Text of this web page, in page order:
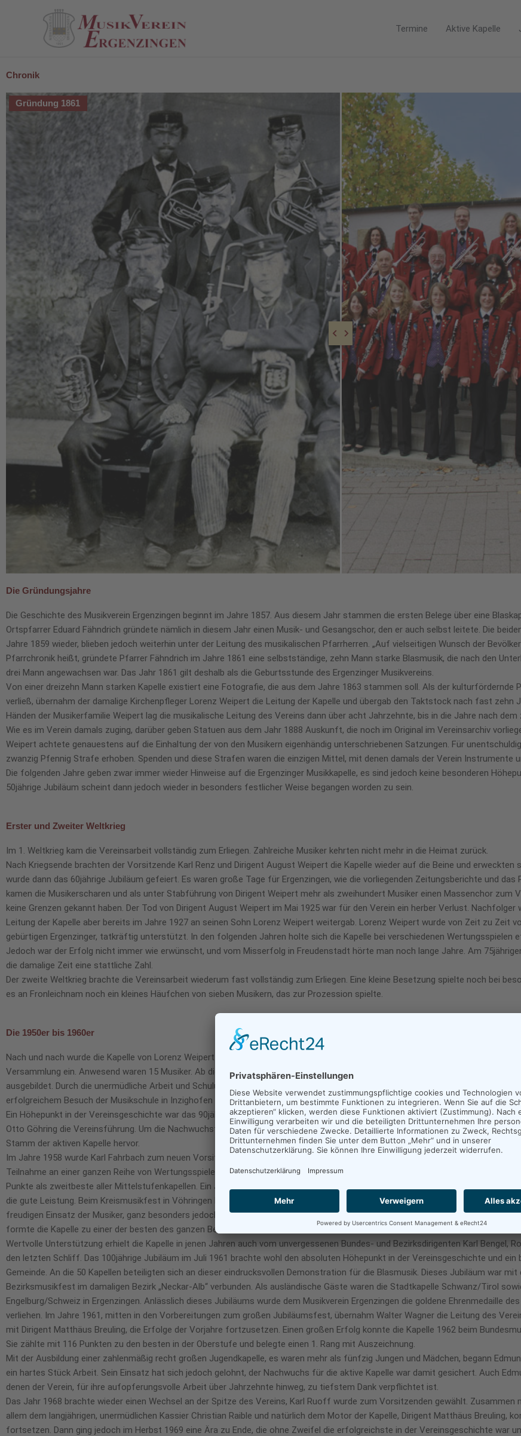
Termine Aktive Kapelle
Chronik
Gründung 1861
Die Gründungsjahre
Die Geschichte des Musikverein Ergenzingen beginnt im Jahre 1857. Aus diesem Jahr stammen die ersten Belege über eine
Ortspfarrer Eduard Fähndrich gründete nämlich in diesem Jahr einen Musik- und Gesangschor, den er auch selbst leitete. Die
Jahre 1859 wieder, blieben jedoch weiterhin unter der Leitung des musikalischen Pfarrherren. „Auf vielseitigen Wunsch der
Pfarrchronik heißt, gründete Pfarrer Fähndrich im Jahre 1861 eine selbstständige, zehn Mann starke Blasmusik, die nach den
drei Mann angewachsen war. Das Jahr 1861 gilt deshalb als die Geburtsstunde des Ergenzinger Musikvereins.
Von einer dreizehn Mann starken Kapelle existiert eine Fotografie, die aus dem Jahre 1863 stammen soll. Als der kulturfördernde
verließ, übernahm der damalige Kirchenpfleger Lorenz Weipert die Leitung der Kapelle und übergab den Taktstock nach fast zehn
Händen der Musikerfamilie Weipert lag die musikalische Leitung des Vereins dann über acht Jahrzehnte, bis in die Jahre nach dem
Wie es im Verein damals zuging, darüber geben Statuen aus dem Jahr 1888 Auskunft, die noch im Original im Vereinsarchiv
Weipert achtete genauestens auf die Einhaltung der von den Musikern eigenhändig unterschriebenen Satzungen. Für
zwanzig Pfennig Strafe erhoben. Spenden und diese Strafen waren die einzigen Mittel, mit denen damals der Verein Instrumente
Die folgenden Jahre geben zwar immer wieder Hinweise auf die Ergenzinger Musikkapelle, es sind jedoch keine besonderen
50jährige Jubiläum scheint dann jedoch wieder in besonders festlicher Weise begangen worden zu sein.
Erster und Zweiter Weltkrieg
Im 1. Weltkrieg kam die Vereinsarbeit vollständig zum Erliegen. Zahlreiche Musiker kehrten nicht mehr in die Heimat zurück.
Nach Kriegsende brachten der Vorsitzende Karl Renz und Dirigent August Weipert die Kapelle wieder auf die Beine und erweckten
wurde dann das 60jährige Jubiläum gefeiert. Es waren große Tage für Ergenzingen, wie die vorliegenden Zeitungsberichte und
kamen die Musikerscharen und als unter Stabführung von Dirigent Weipert mehr als zweihundert Musiker einen Massenchor zum
keine Grenzen gekannt haben. Der Tod von Dirigent August Weipert im Mai 1925 war für den Verein ein herber Verlust. Nachfolger
Leitung der Kapelle aber bereits im Jahre 1927 an seinen Sohn Lorenz Weipert weitergab. Lorenz Weipert wurde von Zeit zu Zeit
gebürtigen Ergenzinger, tatkräftig unterstützt. In den folgenden Jahren holte sich die Kapelle bei verschiedenen Wertungsspielen
Jedoch war der Erfolg nicht immer wie erwünscht, und vom Misserfolg in Freudenstadt hörte man noch lange Jahre. Am
die damalige Zeit eine stattliche Zahl.
Der zweite Weltkrieg brachte die Vereinsarbeit wiederum fast vollständig zum Erliegen. Eine kleine Besetzung spielte noch bei
es an Fronleichnam noch ein kleines Häufchen von sieben Musikern, das zur Prozession spielte.
Die 1950er bis 1960er
Nach und nach wurde die Kapelle von Lorenz Weipert wieder aufgebaut. Vorsitzender Xaver Stopper berief am 1. März 1948 auf
Versammlung ein. Anwesend waren 15 Musiker. Ab diesem Zeitpunkt wurden die Proben wieder regelmäßig abgehalten und
ausgebildet. Durch die unermüdliche Arbeit und Schulung von Lorenz Weipert und Anton Stopper war es möglich, im Jahre darauf
erfolgreichem Besuch der Musikschule in Inzighofen übernahm nun der seitherige Klarinettist Matthäus Breuling die Leitung der
Ein Höhepunkt in der Vereinsgeschichte war das 90jährige Jubiläum, verbunden mit dem Kreismusikfest im Jahre 1951. Für den
Otto Göhring die Vereinsführung. Um die Nachwuchsfrage zu lösen, wurde 1954 eine Jugendkapelle gegründet. Aus dieser
Stamm der aktiven Kapelle hervor.
Im Jahre 1958 wurde Karl Fahrbach zum neuen Vorsitzenden des Vereins gewählt. Dass es vor allem im musikalischen Bereich
Teilnahme an einer ganzen Reihe von Wertungsspielen: 1958 Weitingen, Mittelstufe 1. Rang, 116,5 Punkte, Bundesmusikfest
Punkte als zweitbeste aller Mittelstufenkapellen. Ein Jahr später trat man dann in der Oberstufe an. In Hirrlingen war auf Anhieb
die gute Leistung. Beim Kreismusikfest in Vöhringen belegte man ebenfalls 1959 mit 115 Punkten einen ersten Rang. Die stolze
freudigen Einsatz der Musiker, ganz besonders jedoch der tatkräftigen, zielbewussten und unermüdlichen Arbeit des Dirigenten
formte die Kapelle zu einer der besten des ganzen Bezirks.
Wertvolle Unterstützung erhielt die Kapelle in jenen Jahren auch vom unvergessenen Bundes- und Bezirksdirigenten Karl Bengel,
den letzten Schliff. Das 100jährige Jubiläum im Juli 1961 brachte wohl den absoluten Höhepunkt in der Vereinsgeschichte und ein
Gemeinde. An die 50 Kapellen beteiligten sich an dieser eindrucksvollen Demonstration für die Blasmusik. Dieses Jubiläum war
Bezirksmusikfest im damaligen Bezirk „Neckar-Alb“ verbunden. Als ausländische Gäste waren die Stadtkapelle Schwanz/Tirol
Engelburg/Schweiz in Ergenzingen. Anlässlich dieses Jubiläums wurde dem Musikverein Ergenzingen die goldene Ehrenmedaille
verliehen. Im Jahre 1961, mitten in den Vorbereitungen zum großen Jubiläumsfest, übernahm Walter Wagner die Leitung des
mit Dirigent Matthäus Breuling, die Erfolge der Vorjahre fortzusetzen. Einen großen Erfolg konnte die Kapelle 1962 beim
Sie zählte mit 116 Punkten zu den besten in der Oberstufe und belegte einen 1. Rang mit Auszeichnung.
Mit der Ausbildung einer zahlenmäßig recht großen Jugendkapelle, es waren mehr als fünfzig Jungen und Mädchen, begann
ein hartes Stück Arbeit. Sein Einsatz hat sich jedoch gelohnt, der Nachwuchs für die aktive Kapelle war damit gesichert. Auch
denen der Verein, für ihre aufopferungsvolle Arbeit über Jahrzehnte hinweg, zu tiefstem Dank verpflichtet ist.
Das Jahr 1968 brachte wieder einen Wechsel an der Spitze des Vereins, Karl Ruoff wurde zum Vorsitzenden gewählt.
allem dem langjährigen, unermüdlichen Kassier Christian Raible und natürlich dem Motor der Kapelle, Dirigent Matthäus Breuling,
fortsetzen. Dann ging jedoch im Herbst 1969 eine Ära zu Ende, die ohne Zweifel die erfolgreichste in der Vereinsgeschichte war